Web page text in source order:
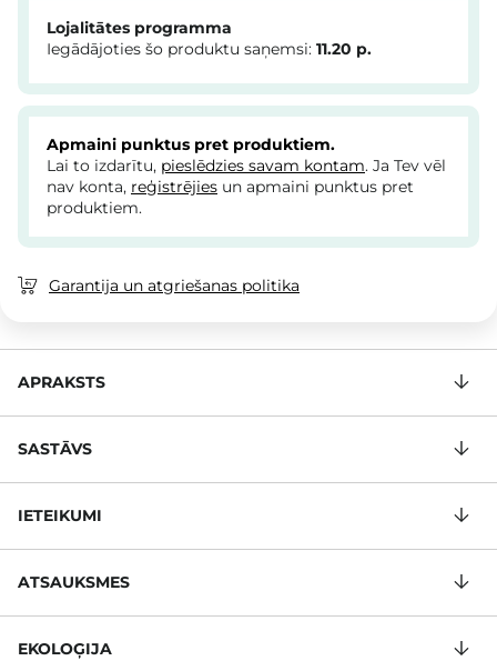
Lojalitātes programma
Iegādājoties šo produktu saņemsi: 11.20 p.
Apmaini punktus pret produktiem.
Lai to izdarītu, pieslēdzies savam kontam. Ja Tev vēl
nav konta, reģistrējies un apmaini punktus pret
produktiem.
Garantija un atgriešanas politika
APRAKSTS
SASTĀVS
IETEIKUMI
ATSAUKSMES
EKOLOĢIJA